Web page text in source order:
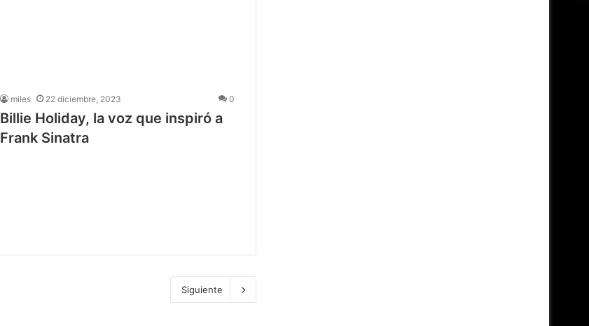
miles 22 diciembre, 2023 0
Billie Holiday, la voz que inspiró a
Frank Sinatra
Siguiente